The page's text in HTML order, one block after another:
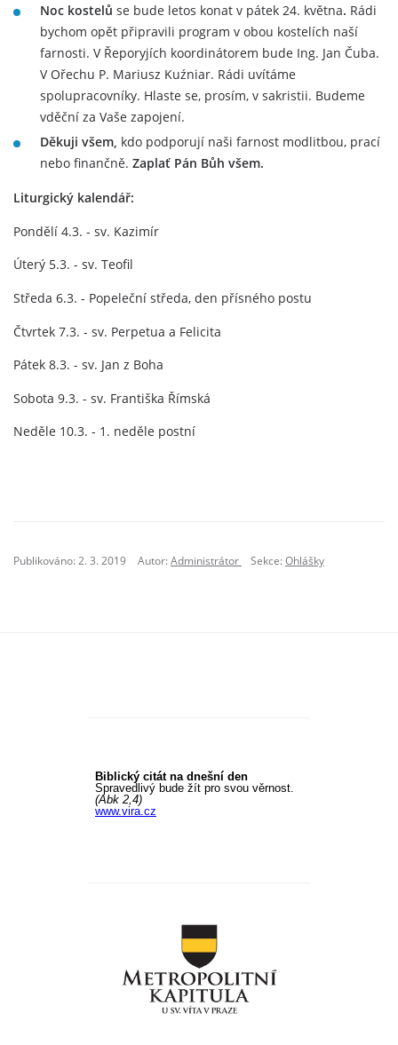
Noc kostelů se bude letos konat v pátek 24. května. Rádi
bychom opět připravili program v obou kostelích naší
farnosti. V Řeporyjích koordinátorem bude Ing. Jan Čuba.
V Ořechu P. Mariusz Kuźniar. Rádi uvítáme
spolupracovníky. Hlaste se, prosím, v sakristii. Budeme
vděční za Vaše zapojení.
Děkuji všem, kdo podporují naši farnost modlitbou, prací
nebo finančně. Zaplať Pán Bůh všem.
Liturgický kalendář:
Pondělí 4.3. - sv. Kazimír
Úterý 5.3. - sv. Teofil
Středa 6.3. - Popeleční středa, den přísného postu
Čtvrtek 7.3. - sv. Perpetua a Felicita
Pátek 8.3. - sv. Jan z Boha
Sobota 9.3. - sv. Františka Římská
Neděle 10.3. - 1. neděle postní
Publikováno: 2. 3. 2019 Autor:Administrátor Sekce:Ohlášky